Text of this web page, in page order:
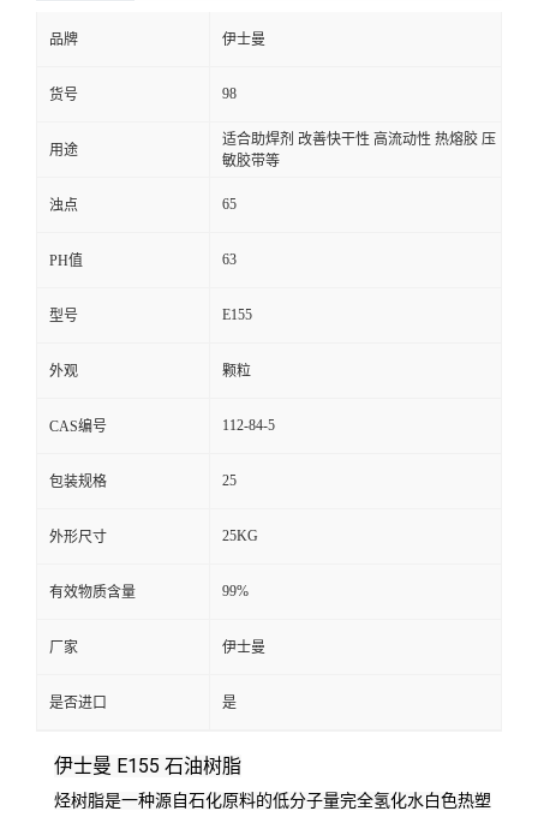
品牌 伊士曼
货号 98
用途
适合助焊剂 改善快干性 高流动性 热熔胶 压
敏胶带等
浊点 65
PH值 63
型号 E155
外观 颗粒
CAS编号 112-84-5
包装规格 25
外形尺寸 25KG
有效物质含量 99%
厂家 伊士曼
是否进口 是
伊士曼 E155 石油树脂
烃树脂是一种源自石化原料的低分子量完全氢化水白色热塑